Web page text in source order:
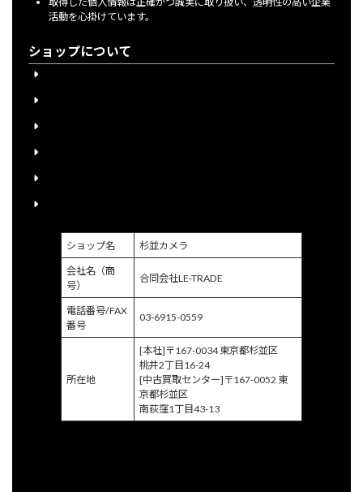
活動を心掛けています。
ショップについて
ショップ名 杉並カメラ
会社名（商
号）
合同会社LE-TRADE
電話番号/FAX
番号
03-6915-0559
所在地
[本社]〒167-0034 東京都杉並区
桃井2丁目16-24
[中古買取センター]〒167-0052 東
京都杉並区
南荻窪1丁目43-13